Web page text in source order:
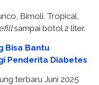
Bimoli. Tropical,
sampai botol 2 liter.
Bisa Bantu
Penderita Diabetes
terbaru Juni 2025